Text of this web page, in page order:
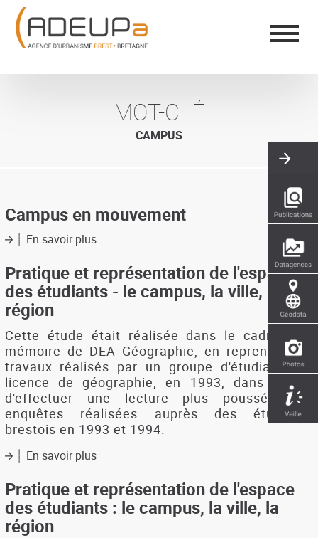
Aller
contenu
principal
MOT-CLÉ
CAMPUS
Campus en mouvement
En savoir plussur
en
mouvement
Pratique et représentation de l'espace
des étudiants - le campus, la ville, la
région
Cette étude était réalisée dans le cadre d'un
mémoire de DEA Géographie, en reprenant les
travaux réalisés par un groupe d'étudiants de
licence de géographie, en 1993, dans le but
d'effectuer une lecture plus poussée des
enquêtes réalisées auprès des étudiants
brestois en 1993 et 1994.
En savoir plussur
et
représentation
de
Pratique et représentation de l'espace
des étudiants : le campus, la ville, la
région
Panneau de gestion des cookies